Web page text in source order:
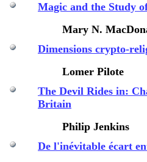
Magic and the Study
Mary N.
Dimensions crypto-
Lomer Pilote
The Devil Rides in:
Britain
Philip Jenkins
De l'inévitable écart